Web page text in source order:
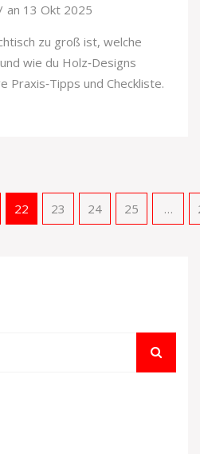
an 13 Okt 2025
zu groß ist, welche
wie du Holz‑Designs
Praxis‑Tipps und Checkliste.
22 23 24 25 …